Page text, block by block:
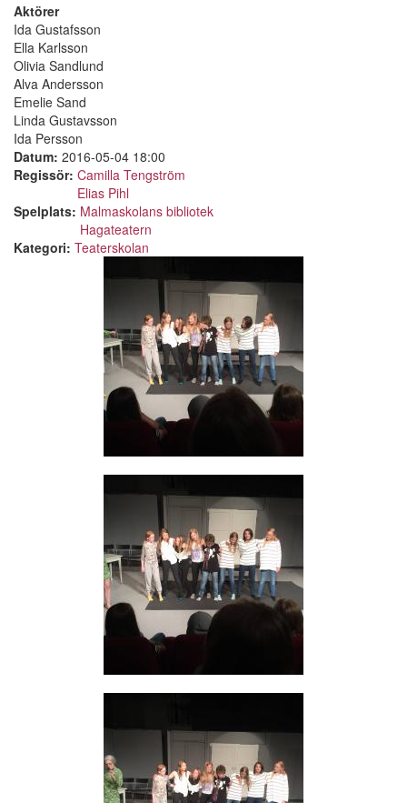
Aktörer
Ida Gustafsson
Ella Karlsson
Olivia Sandlund
Alva Andersson
Emelie Sand
Linda Gustavsson
Ida Persson
Datum: 2016-05-04 18:00
Regissör: Camilla Tengström
Elias Pihl
Spelplats: Malmaskolans bibliotek
Hagateatern
Kategori: Teaterskolan